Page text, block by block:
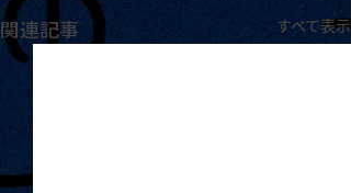
関連記事 すべて表示